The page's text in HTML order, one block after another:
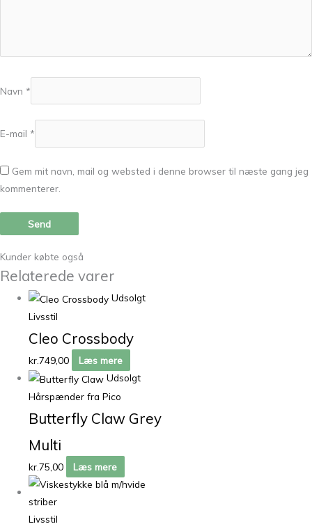
Navn *
E-mail *
Gem mit navn, mail og websted i denne browser til næste gang jeg
kommenterer.
Kunder købte også
Relaterede varer
Udsolgt
Livsstil
Cleo Crossbody
kr.749,00
Læs mere
Udsolgt
Hårspænder fra Pico
Butterfly Claw Grey
Multi
kr.75,00 Læs mere
Livsstil